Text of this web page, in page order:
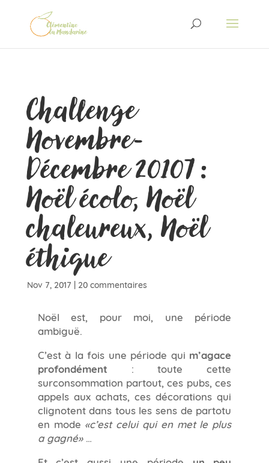
Challenge
Novembre-
Décembre 20107 :
Noël écolo, Noël
chaleureux, Noël
éthique
Nov 7, 2017 | 20 commentaires
Noël est, pour moi, une période
ambiguë.
C’est à la fois une période qui m’agace
profondément : toute cette
surconsommation partout, ces pubs, ces
appels aux achats, ces décorations qui
clignotent dans tous les sens de partotu
en mode «c’est celui qui en met le plus
a gagné»…